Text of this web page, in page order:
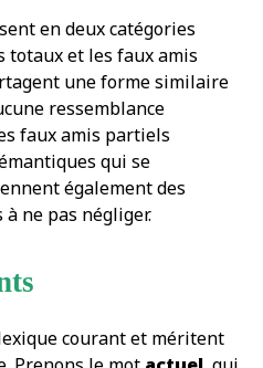
en deux catégories
totaux et les faux amis
une forme similaire
ressemblance
faux amis partiels
qui se
également des
ne pas négliger.
courant et méritent